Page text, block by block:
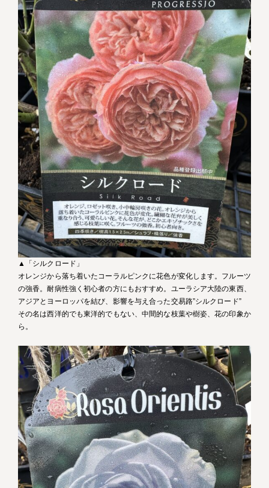
▲「シルクロード」
オレンジから落ち着いたコーラルピンクに花色が変化します。フルーツ
の強香。耐病性強く初心者の方にもおすすめ。ユーラシア大陸の東西、
アジアとヨーロッパを結び、影響を与え合った交易路”シルクロード”
その名は西洋的でも東洋的でもない、中間的な枝葉や樹姿、花の印象か
ら。